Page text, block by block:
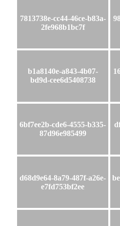
7813738e-cc44-46ce-b83a-
2fe968b1bc7f
b1a8140e-a843-4b07-
bd9d-cee6d5408738
6bf7ee2b-cde6-4555-b335-
87d96e985499
d68d9e64-8a79-487f-a26e-
e7fd753bf2ee